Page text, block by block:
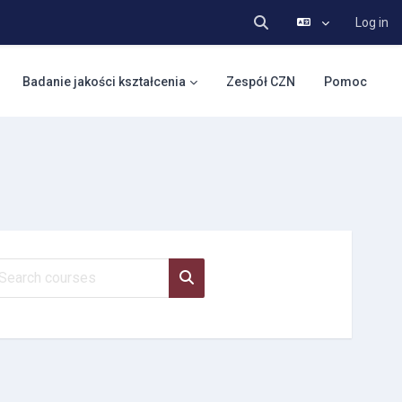
Toggle search input
Log in
Badanie jakości kształcenia Zespół CZN Pomoc
Search courses